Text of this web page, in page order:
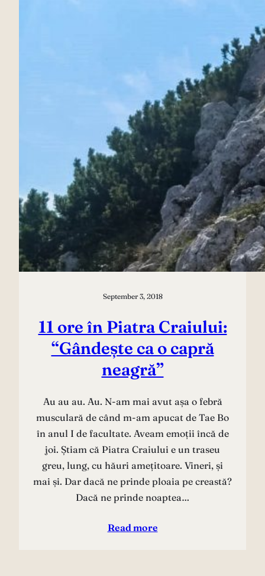
September 3, 2018
11 ore în Piatra Craiului:
“Gândește ca o capră
neagră”
Au au au. Au. N-am mai avut așa o febră
musculară de când m-am apucat de Tae Bo
în anul I de facultate. Aveam emoții încă de
joi. Știam că Piatra Craiului e un traseu
greu, lung, cu hăuri amețitoare. Vineri, și
mai și. Dar dacă ne prinde ploaia pe creastă?
Dacă ne prinde noaptea…
Read more